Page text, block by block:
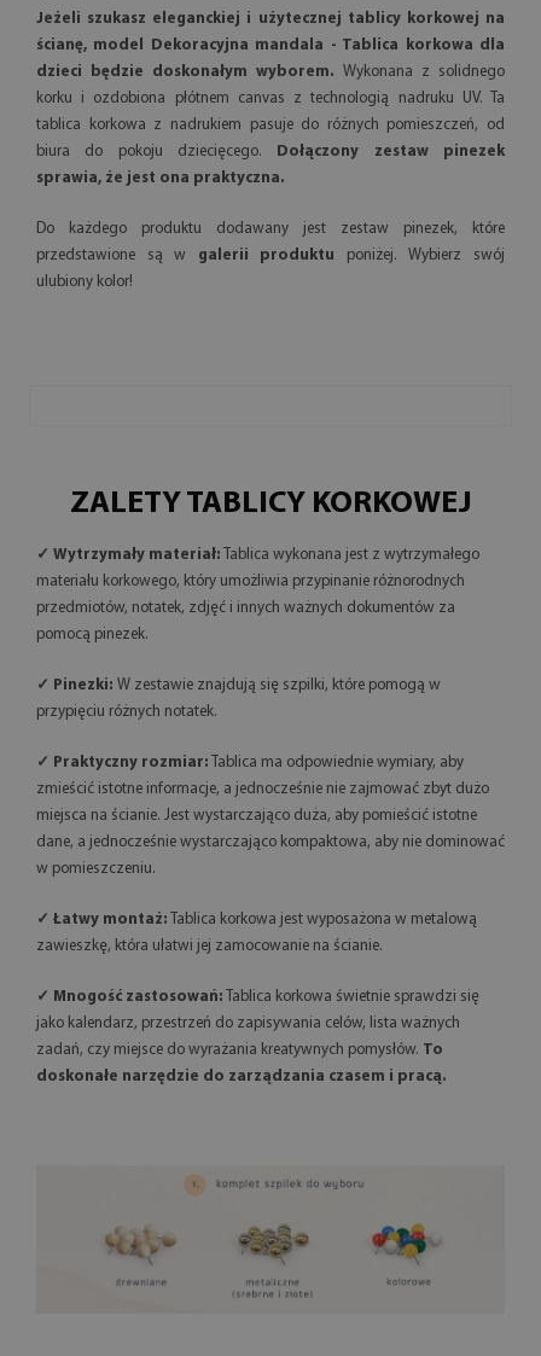
Jeżeli szukasz eleganckiej i użytecznej tablicy korkowej na
ścianę, model Dekoracyjna mandala - Tablica korkowa dla
dzieci będzie doskonałym wyborem. Wykonana z solidnego
korku i ozdobiona płótnem canvas z technologią nadruku UV. Ta
tablica korkowa z nadrukiem pasuje do różnych pomieszczeń, od
biura do pokoju dziecięcego.
Dołączony zestaw pinezek
sprawia, że jest ona praktyczna.
Do każdego produktu dodawany jest zestaw pinezek, które
przedstawione są w galerii produktu poniżej. Wybierz swój
ulubiony kolor!
ZALETY TABLICY KORKOWEJ
✓ Wytrzymały materiał: Tablica wykonana jest z wytrzymałego
materiału korkowego, który umożliwia przypinanie różnorodnych
przedmiotów, notatek, zdjęć i innych ważnych dokumentów za
pomocą pinezek.
✓ Pinezki: W zestawie znajdują się szpilki, które pomogą w
przypięciu różnych notatek.
✓ Praktyczny rozmiar: Tablica ma odpowiednie wymiary, aby
zmieścić istotne informacje, a jednocześnie nie zajmować zbyt dużo
miejsca na ścianie. Jest wystarczająco duża, aby pomieścić istotne
dane, a jednocześnie wystarczająco kompaktowa, aby nie dominować
w pomieszczeniu.
✓ Łatwy montaż: Tablica korkowa jest wyposażona w metalową
zawieszkę, która ułatwi jej zamocowanie na ścianie.
✓ Mnogość zastosowań: Tablica korkowa świetnie sprawdzi się
jako kalendarz, przestrzeń do zapisywania celów, lista ważnych
zadań, czy miejsce do wyrażania kreatywnych pomysłów. To
doskonałe narzędzie do zarządzania czasem i pracą.